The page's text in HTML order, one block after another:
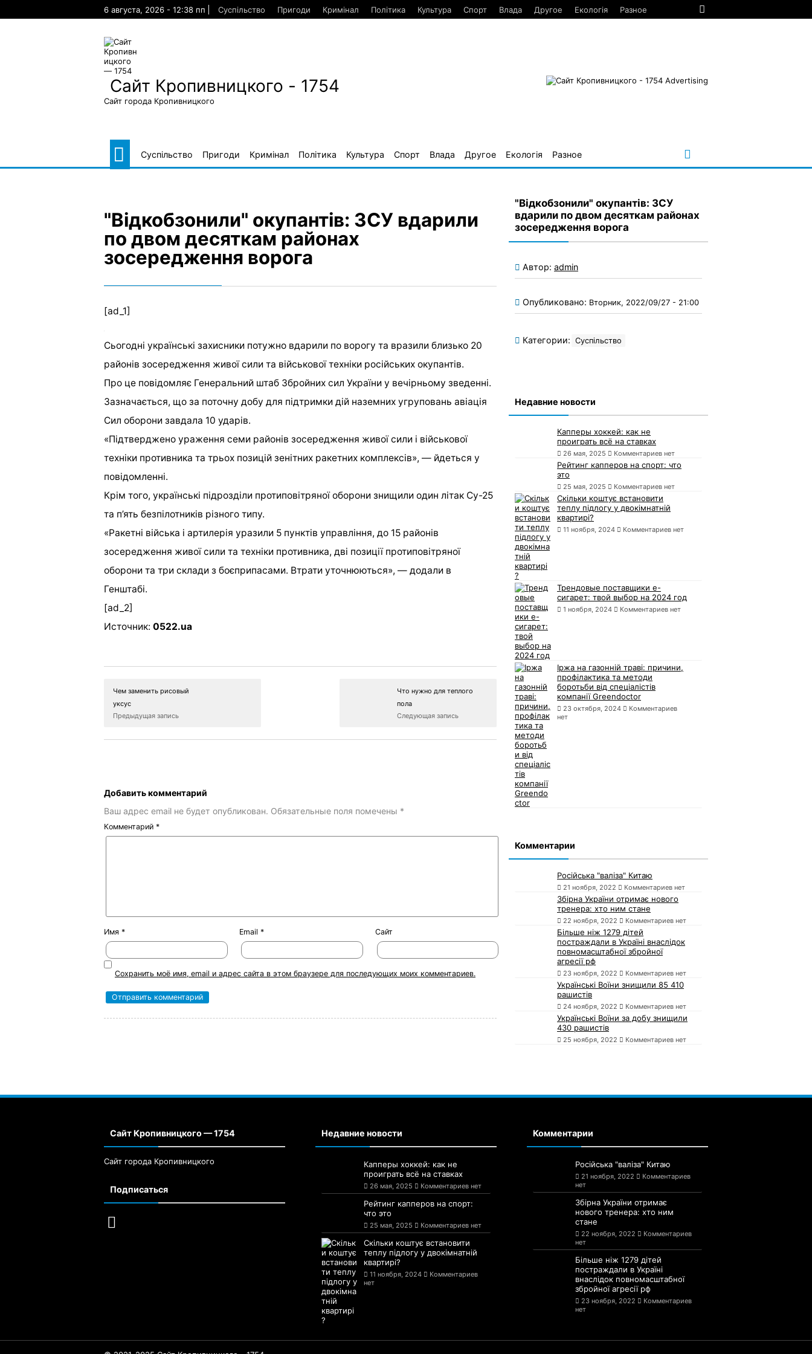
6 августа, 2026 - 12:38 пп Суспільство Пригоди Кримінал Політика Культура Спорт Влада Другое Екологія Разное
Сайт Кропивницкого - 1754
Сайт города Кропивницкого
Суспільство Пригоди Кримінал Політика Культура Спорт Влада Другое Екологія Разное
"Відкобзонили" окупантів: ЗСУ вдарили
по двом десяткам районах
зосередження ворога
[ad_1]
Сьогодні українські захисники потужно вдарили по ворогу та вразили близько 20
районів зосередження живої сили та військової техніки російських окупантів.
Про це повідомляє Генеральний штаб Збройних сил України у вечірньому зведенні.
Зазначається, що за поточну добу для підтримки дій наземних угруповань авіація
Сил оборони завдала 10 ударів.
«Підтверджено ураження семи районів зосередження живої сили і військової
техніки противника та трьох позицій зенітних ракетних комплексів», — йдеться у
повідомленні.
Крім того, українські підрозділи протиповітряної оборони знищили один літак Су-25
та п’ять безпілотників різного типу.
«Ракетні війська і артилерія уразили 5 пунктів управління, до 15 районів
зосередження живої сили та техніки противника, дві позиції протиповітряної
оборони та три склади з боєприпасами. Втрати уточнюються», — додали в
Генштабі.
[ad_2]
Источник: 0522.ua
Чем заменить рисовый
уксус
Предыдущая запись
Что нужно для теплого
пола
Следующая запись
Добавить комментарий
Ваш адрес email не будет опубликован. Обязательные поля помечены *
Комментарий *
Имя * Email* Сайт
Сохранить моё имя, email и адрес сайта в этом браузере для последующих моих комментариев.
"Відкобзонили" окупантів: ЗСУ
вдарили по двом десяткам районах
зосередження ворога
Автор: admin
Опубликовано: Вторник, 2022/09/27 - 21:00
Категории: Суспільство
Недавние новости
Капперы хоккей: как не
проиграть всё на ставках
26 мая, 2025 Комментариев нет
Рейтинг капперов на спорт: что
это
25 мая, 2025 Комментариев нет
Скільки коштує встановити
теплу підлогу у двокімнатній
квартирі?
11 ноября, 2024 Комментариев нет
Трендовые поставщики e-
сигарет: твой выбор на 2024 год
1 ноября, 2024 Комментариев нет
Іржа на газонній траві: причини,
профілактика та методи
боротьби від спеціалістів
компанії Greendoctor
23 октября, 2024
Комментариев
нет
Комментарии
Російська "валіза" Китаю
21 ноября, 2022 Комментариев нет
Збірна України отримає нового
тренера: хто ним стане
22 ноября, 2022 Комментариев нет
Більше ніж 1279 дітей
постраждали в Україні внаслідок
повномасштабної збройної
агресії рф
23 ноября, 2022 Комментариев нет
Українські Воїни знищили 85 410
рашистів
24 ноября, 2022 Комментариев нет
Українські Воїни за добу знищили
430 рашистів
25 ноября, 2022 Комментариев нет
Сайт Кропивницкого — 1754
Сайт города Кропивницкого
Подписаться
Недавние новости
Капперы хоккей: как не
проиграть всё на ставках
26 мая, 2025 Комментариев нет
Рейтинг капперов на спорт:
что это
25 мая, 2025 Комментариев нет
Скільки коштує встановити
теплу підлогу у двокімнатній
квартирі?
11 ноября, 2024
Комментариев
нет
Комментарии
Російська "валіза" Китаю
21 ноября, 2022
Комментариев
нет
Збірна України отримає
нового тренера: хто ним
стане
22 ноября, 2022
Комментариев
нет
Більше ніж 1279 дітей
постраждали в Україні
внаслідок повномасштабної
збройної агресії рф
23 ноября, 2022
Комментариев
нет